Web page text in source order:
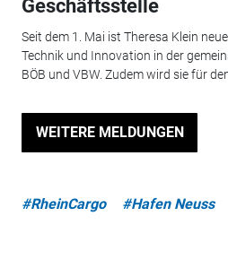
Geschäftsstelle
Seit dem 1. Mai ist Theresa Klein
Technik und Innovation in der
BÖB und VBW. Zudem wird sie für
WEITERE MELDUNGEN
#RheinCargo #Hafen Neuss